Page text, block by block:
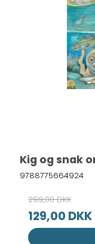
Kig og snak
9788775664924
299,00 DKK
129,00 DKK